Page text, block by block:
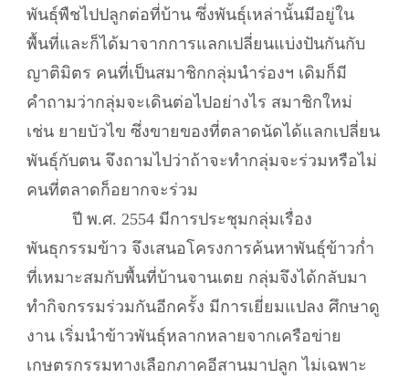
พันธุ์พืชไปปลูกต่อที่บ้าน ซึ่งพันธุ์เหล่านั้นมีอยู่ใน
พื้นที่และก็ได้มาจากการแลกเปลี่ยนแบ่งปันกันกับ
ญาติมิตร คนที่เป็นสมาชิกกลุ่มนำร่องฯ เดิมก็มี
คำถามว่ากลุ่มจะเดินต่อไปอย่างไร สมาชิกใหม่
เช่น ยายบัวไข ซึ่งขายของที่ตลาดนัดได้แลกเปลี่ยน
พันธุ์กับตน จึงถามไปว่าถ้าจะทำกลุ่มจะร่วมหรือไม่
คนที่ตลาดก็อยากจะร่วม
ปี พ.ศ. 2554 มีการประชุมกลุ่มเรื่อง
พันธุกรรมข้าว จึงเสนอโครงการค้นหาพันธุ์ข้าวก่ำ
ที่เหมาะสมกับพื้นที่บ้านจานเตย กลุ่มจึงได้กลับมา
ทำกิจกรรมร่วมกันอีกครั้ง มีการเยี่ยมแปลง ศึกษาดู
งาน เริ่มนำข้าวพันธุ์หลากหลายจากเครือข่าย
เกษตรกรรมทางเลือกภาคอีสานมาปลูก ไม่เฉพาะ